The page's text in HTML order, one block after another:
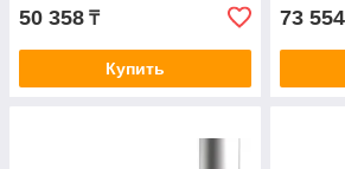
50 358 ₸
Купить
73 554